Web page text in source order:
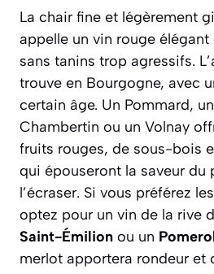
La chair fine et légèrement
appelle un vin rouge
sans tanins trop agressifs.
trouve en Bourgogne, avec
certain âge. Un Pommard, un
Chambertin ou un Volnay
fruits rouges, de sous-bois
qui épouseront la saveur du
l’écraser. Si vous préférez
optez pour un vin de la rive
Saint-Émilion ou un
merlot apportera rondeur et